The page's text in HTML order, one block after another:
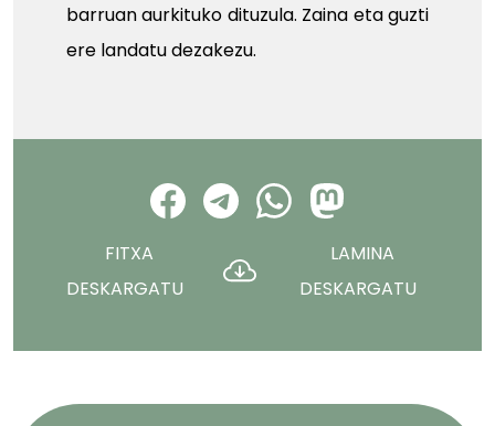
barruan aurkituko dituzula. Zaina eta guzti
ere landatu dezakezu.
FITXA
DESKARGATU
LAMINA
DESKARGATU